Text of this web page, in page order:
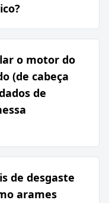
o motor do
(de cabeça
de
de desgaste
arames